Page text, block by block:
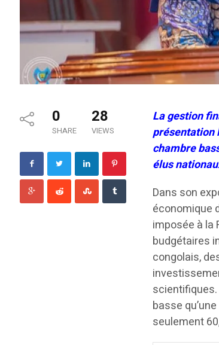
0
SHARE
28
VIEWS
La gestion
présentation
chambre
élus
Dans son
économique
imposée à la
budgétaires
congolais,
scientifiques.
basse
seulement